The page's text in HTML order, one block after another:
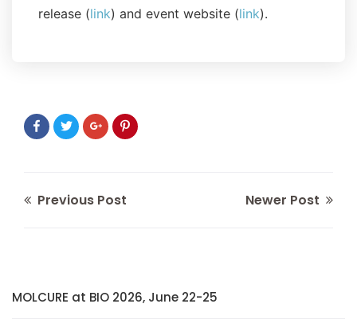
release (link) and event website (link).
Previous Post Newer Post
MOLCURE at BIO 2026, June 22-25